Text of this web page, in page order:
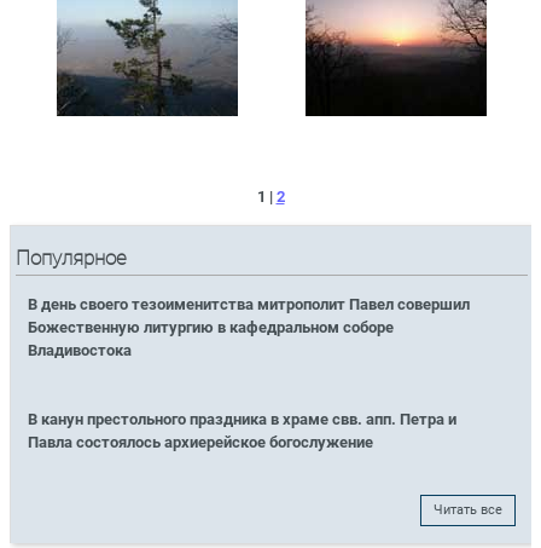
1 | 2
Популярное
В день своего тезоименитства митрополит Павел совершил
Божественную литургию в кафедральном соборе
Владивостока
В канун престольного праздника в храме свв. апп. Петра и
Павла состоялось архиерейское богослужение
Читать все